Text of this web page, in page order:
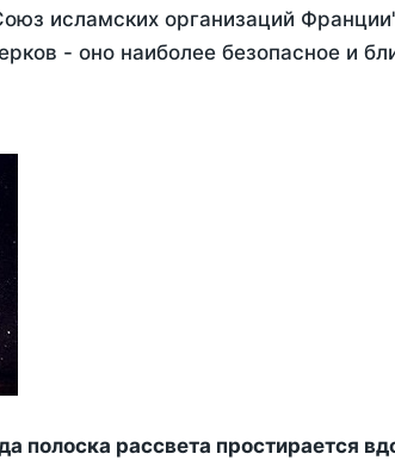
исламских организаций
- оно наиболее безопасное и
полоска рассвета простирается